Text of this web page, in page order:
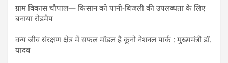
ग्राम विकास चौपाल— किसान को पानी-बिजली की उपलब्धता के लिए
बनाया रोडमैप
वन्य जीव संरक्षण क्षेत्र में सफल मॉडल है कूनो नेशनल पार्क : मुख्यमंत्री डॉ.
यादव